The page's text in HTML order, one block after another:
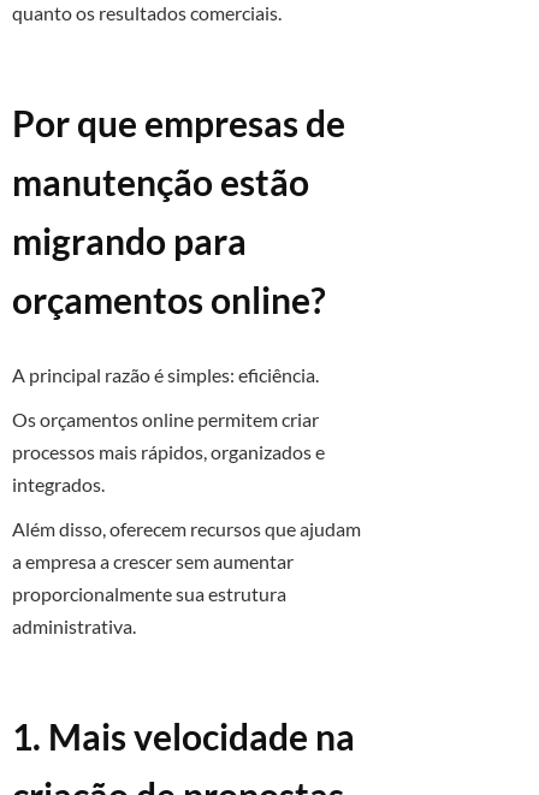
quanto os resultados comerciais.
Por que empresas de
manutenção estão
migrando para
orçamentos online?
A principal razão é simples: eficiência.
Os orçamentos online permitem criar
processos mais rápidos, organizados e
integrados.
Além disso, oferecem recursos que ajudam
a empresa a crescer sem aumentar
proporcionalmente sua estrutura
administrativa.
1. Mais velocidade na